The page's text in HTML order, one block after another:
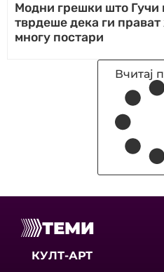
Модни грешки што Гучи
тврдеше дека ги
многу постари
Вчитај
ТЕМИ
КУЛТ-АРТ